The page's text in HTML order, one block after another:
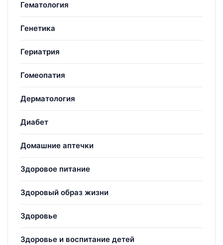
Гематология
Генетика
Гериатрия
Гомеопатия
Дерматология
Диабет
Домашние аптечки
Здоровое питание
Здоровый образ жизни
Здоровье
Здоровье и воспитание детей